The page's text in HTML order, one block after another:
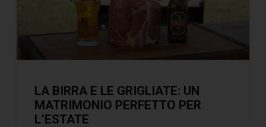
LA BIRRA E LE GRIGLIATE: UN
MATRIMONIO PERFETTO PER
L’ESTATE